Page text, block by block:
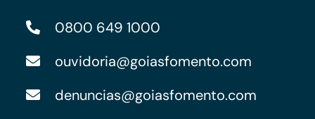
0800 649 1000
ouvidoria@goiasfomento.com
denuncias@goiasfomento.com